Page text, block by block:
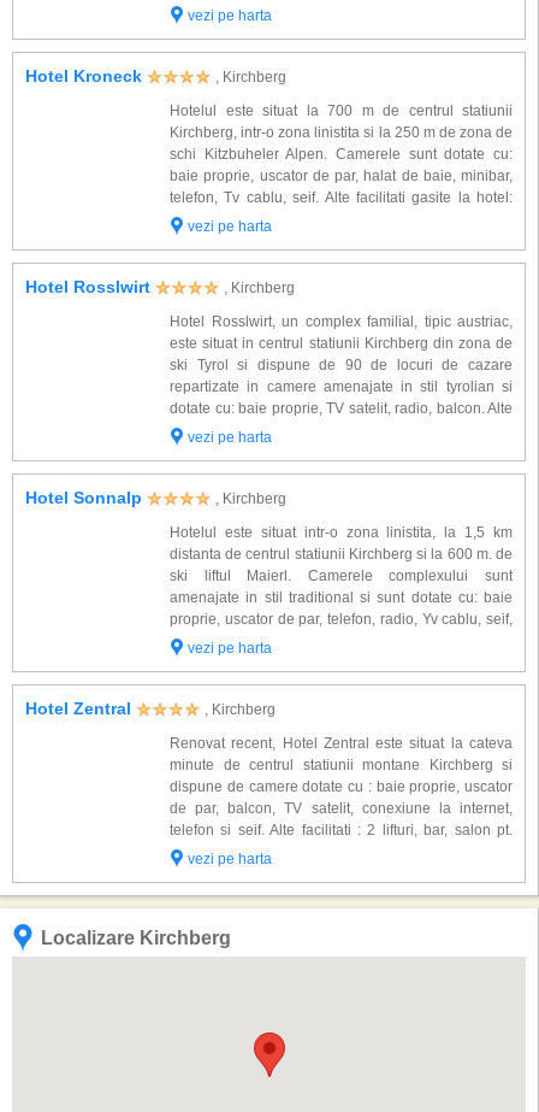
cu: baie cu cada si dus, spatiu de zi, minibar, TV sat,
vezi pe harta
Hotel Kroneck
, Kirchberg
Hotelul este situat la 700 m de centrul statiunii
Kirchberg, intr-o zona linistita si la 250 m de zona de
schi Kitzbuheler Alpen. Camerele sunt dotate cu:
baie proprie, uscator de par, halat de baie, minibar,
telefon, Tv cablu, seif. Alte facilitati gasite la hotel:
restaurante, bar, cafenea, vinoteca, pizzerie,
vezi pe harta
Hotel Rosslwirt
, Kirchberg
Hotel Rosslwirt, un complex familial, tipic austriac,
este situat in centrul statiunii Kirchberg din zona de
ski Tyrol si dispune de 90 de locuri de cazare
repartizate in camere amenajate in stil tyrolian si
dotate cu: baie proprie, TV satelit, radio, balcon. Alte
facilitati de care veti beneficia la Rosslwirt Kirchberg:
vezi pe harta
Hotel Sonnalp
, Kirchberg
Hotelul este situat intr-o zona linistita, la 1,5 km
distanta de centrul statiunii Kirchberg si la 600 m. de
ski liftul Maierl. Camerele complexului sunt
amenajate in stil traditional si sunt dotate cu: baie
proprie, uscator de par, telefon, radio, Yv cablu, seif,
acces internet wlan, balcon/ terasa. Alte facilitati
vezi pe harta
Hotel Zentral
, Kirchberg
Renovat recent, Hotel Zentral este situat la cateva
minute de centrul statiunii montane Kirchberg si
dispune de camere dotate cu : baie proprie, uscator
de par, balcon, TV satelit, conexiune la internet,
telefon si seif. Alte facilitati : 2 lifturi, bar, salon pt.
servirea micului dejun, restaurant, camera de jocuri
vezi pe harta
Localizare Kirchberg